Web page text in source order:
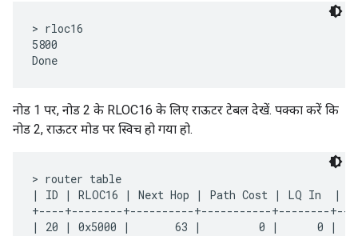
> rloc16
5800
नोड 1 पर, नोड 2 के RLOC16 के लिए राऊटर टेबल देखें. पक्का करें कि
नोड 2, राऊटर मोड पर स्विच हो गया हो.
> router table
| ID | RLOC16 | Next Hop | Path Cost | LQ In  |
+----+--------+----------+-----------+--------
| 20 | 0x5000 |       63 |         0 |      0 |     0